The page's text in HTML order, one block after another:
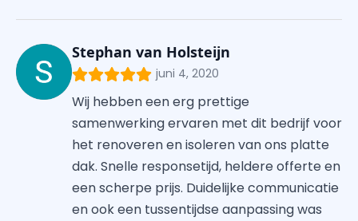
Stephan van Holsteijn
juni 4, 2020
Wij hebben een erg prettige
samenwerking ervaren met dit bedrijf voor
het renoveren en isoleren van ons platte
dak. Snelle responsetijd, heldere offerte en
een scherpe prijs. Duidelijke communicatie
en ook een tussentijdse aanpassing was